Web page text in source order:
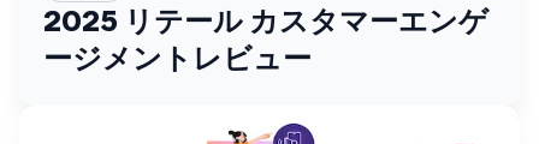
2025 リテール カスタマーエンゲ
ージメントレビュー